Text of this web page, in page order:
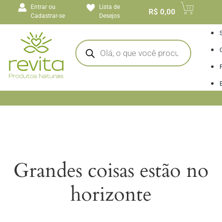
conteúdoEntrar ou
Cadastrar-se
Lista de
Desejos
R$ 0,00
Grandes coisas estão no
horizonte